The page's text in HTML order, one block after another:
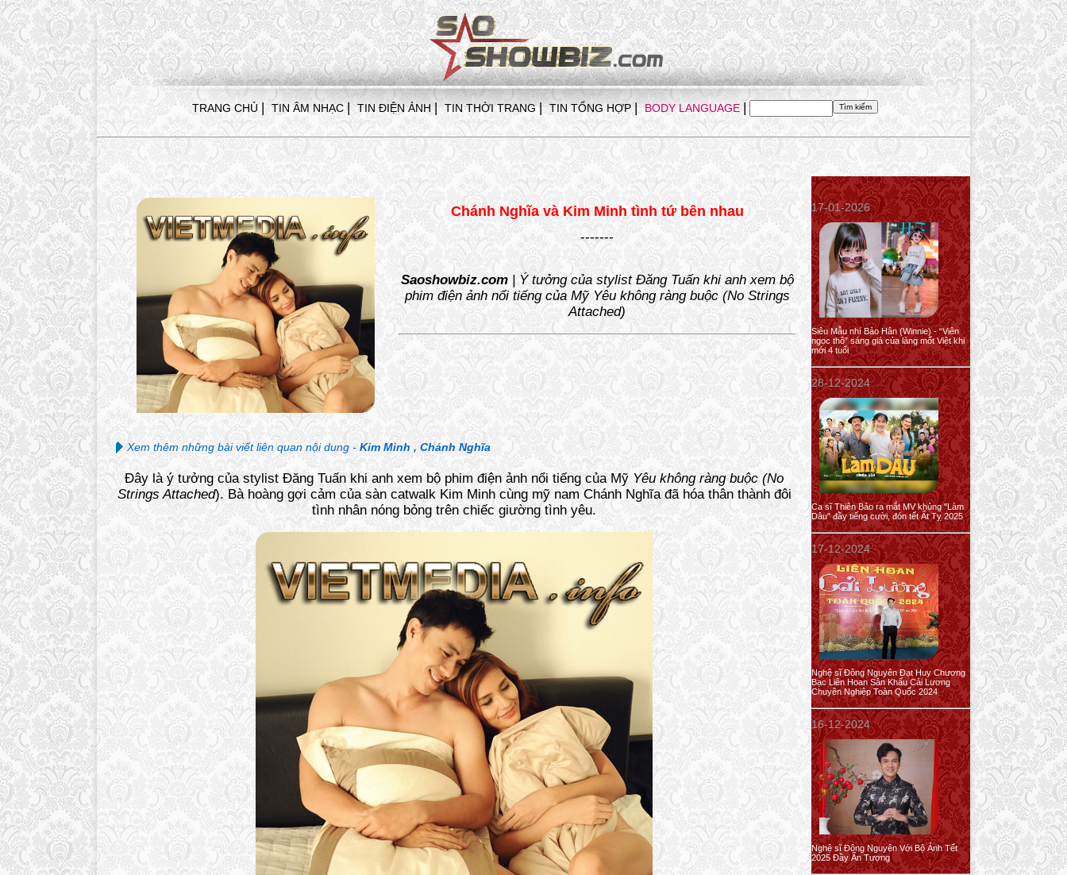
TRANG CHỦ | TIN ÂM NHẠC | TIN ĐIỆN ẢNH | TIN THỜI TRANG | TIN TỔNG HỢP | BODY LANGUAGE |
Chánh Nghĩa và Kim Minh tình tứ bên nhau
-------
Saoshowbiz.com| Ý tưởng của stylist Đăng Tuấn khi anh xem bộ
phim điện ảnh nổi tiếng của Mỹ Yêu không ràng buộc (No Strings
Attached)
Xem thêm những bài viết liên quan nội dung -Kim Minh , Chánh Nghĩa
Đây là ý tưởng của stylist Đăng Tuấn khi anh xem bộ phim điện ảnh nổi tiếng của Mỹ Yêu không ràng buộc (No
Strings Attached). Bà hoàng gợi cảm của sàn catwalk Kim Minh cùng mỹ nam Chánh Nghĩa đã hóa thân thành đôi
tình nhân nóng bỏng trên chiếc giường tình yêu.
17-01-2026
Siêu Mẫu nhí Bảo Hân (Winnie) - “Viên
ngọc thô” sáng giá của làng mốt Việt khi
mới 4 tuổi
28-12-2024
Ca sĩ Thiên Bảo ra mắt MV khủng "Làm
Dâu" đầy tiếng cười, đón tết Ất Tỵ 2025
17-12-2024
Nghệ sĩ Đông Nguyên Đạt Huy Chương
Bạc Liên Hoan Sân Khấu Cải Lương
Chuyên Nghiệp Toàn Quốc 2024
16-12-2024
Nghệ sĩ Đông Nguyên Với Bộ Ảnh Tết
2025 Đầy Ấn Tượng